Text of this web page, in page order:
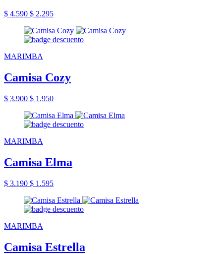
$ 4.590 $ 2.295
MARIMBA
Camisa Cozy
$ 3.900 $ 1.950
MARIMBA
Camisa Elma
$ 3.190 $ 1.595
MARIMBA
Camisa Estrella